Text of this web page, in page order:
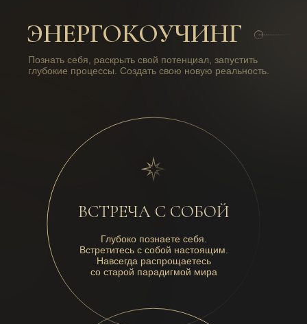
ЭНЕРГОКОУЧИНГ
Глубоко познаете себя.
Встретитесь с собой настоящим.
Навсегда распрощаетесь
со старой парадигмой мира
ВСТРЕЧА С СОБОЙ
Познать себя, раскрыть свой потенциал, запустить
глубокие процессы. Создать свою новую реальность.